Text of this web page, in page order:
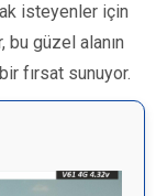
isteyenler için
bu güzel alanın
fırsat sunuyor.